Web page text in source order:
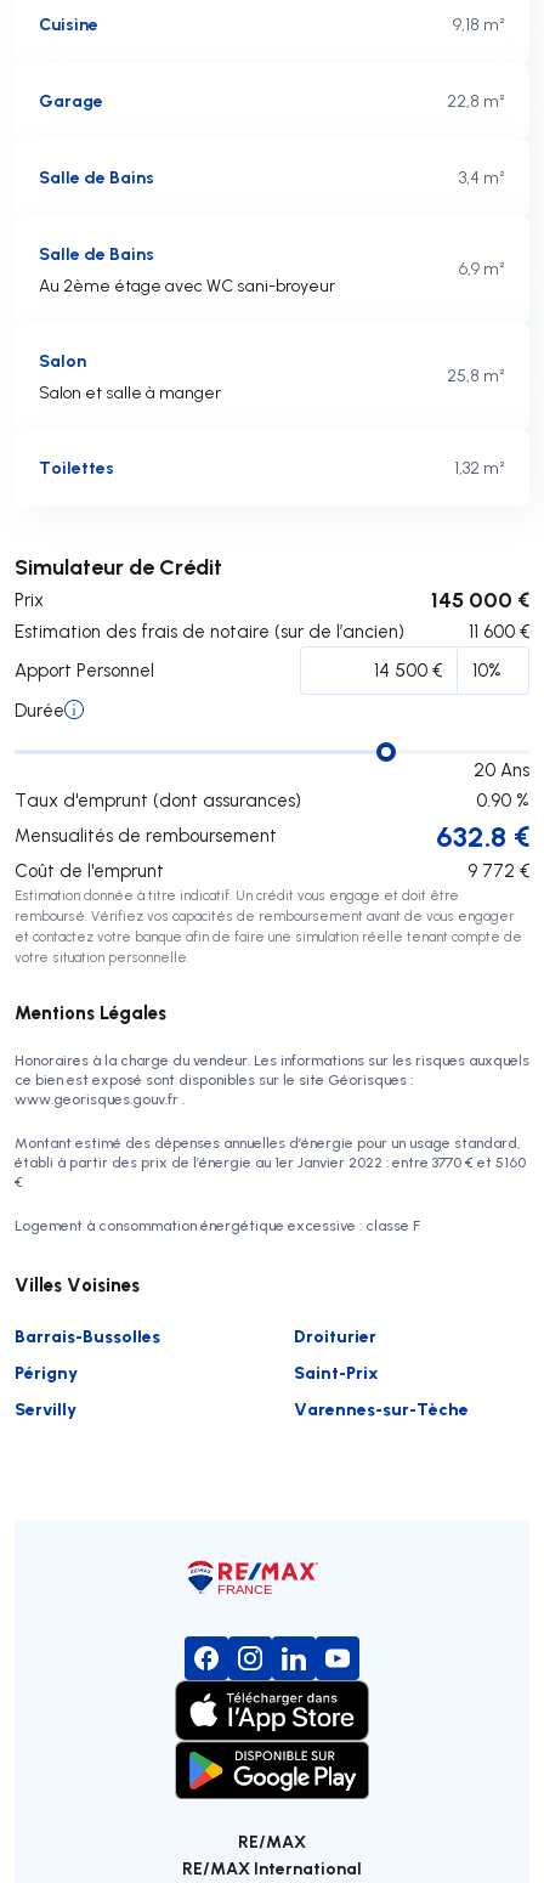
Cuisine 9,18 m²
Garage 22,8 m²
Salle de Bains 3,4 m²
Salle de Bains
Au 2ème étage avec WC sani-broyeur
6,9 m²
Salon
Salon et salle à manger
25,8 m²
Toilettes 1,32 m²
Simulateur de Crédit
Prix 145 000 €
Estimation des frais de notaire (sur de l’ancien) 11 600 €
Apport Personnel
Durée
20 Ans
Taux d'emprunt (dont assurances)
0.90 %
Mensualités de remboursement
632.8 €
Coût de l'emprunt 9 772 €
Estimation donnée à titre indicatif. Un crédit vous engage et doit être
remboursé. Vérifiez vos capacités de remboursement avant de vous engager
et contactez votre banque afin de faire une simulation réelle tenant compte de
votre situation personnelle.
Soumettre
Mentions Légales
Honoraires à la charge du vendeur. Les informations sur les risques auxquels
ce bien est exposé sont disponibles sur le site Géorisques :
www.georisques.gouv.fr .
Montant estimé des dépenses annuelles d’énergie pour un usage standard,
établi à partir des prix de l’énergie au 1er Janvier 2022 : entre 3770 € et 5160
€
Logement à consommation énergétique excessive : classe F
Villes Voisines
Barrais-Bussolles
Droiturier
Périgny
Saint-Prix
Servilly
Varennes-sur-Tèche
RE/MAX
RE/MAX International